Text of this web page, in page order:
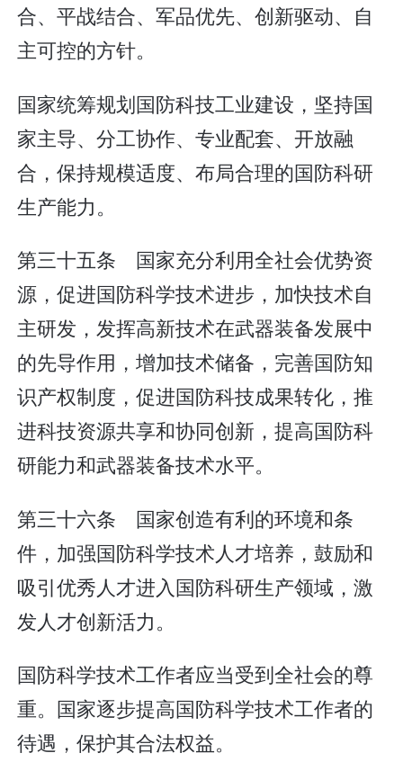
合、平战结合、军品优先、创新驱动、自
主可控的方针。
国家统筹规划国防科技工业建设，坚持国
家主导、分工协作、专业配套、开放融
合，保持规模适度、布局合理的国防科研
生产能力。
第三十五条 国家充分利用全社会优势资
源，促进国防科学技术进步，加快技术自
主研发，发挥高新技术在武器装备发展中
的先导作用，增加技术储备，完善国防知
识产权制度，促进国防科技成果转化，推
进科技资源共享和协同创新，提高国防科
研能力和武器装备技术水平。
第三十六条 国家创造有利的环境和条
件，加强国防科学技术人才培养，鼓励和
吸引优秀人才进入国防科研生产领域，激
发人才创新活力。
国防科学技术工作者应当受到全社会的尊
重。国家逐步提高国防科学技术工作者的
待遇，保护其合法权益。